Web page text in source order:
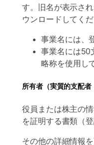
す。旧名が表示さ
ウンロードしてくだ
事業名には、
事業名には50
略称を使用し
所有者（実質的支配
役員または株主の
を証明する書類（
その他の詳細情報